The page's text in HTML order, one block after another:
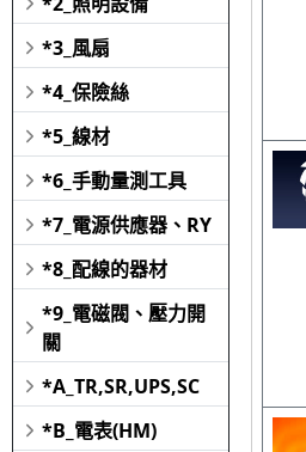
*3_風扇
*4_保險絲
*5_線材
*6_手動量測工具
*7_電源供應器、RY
*8_配線的器材
*9_電磁閥、壓力開
關
*A_TR,SR,UPS,SC
*B_電表(HM)